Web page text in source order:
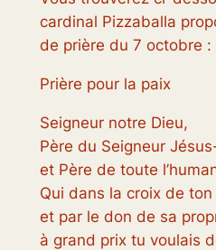
cardinal Pizzaballa
de prière du 7 octobre :
Prière pour la paix
Seigneur notre Dieu,
Père du Seigneur
et Père de toute
Qui dans la croix de ton
et par le don de sa
à grand prix tu voulais